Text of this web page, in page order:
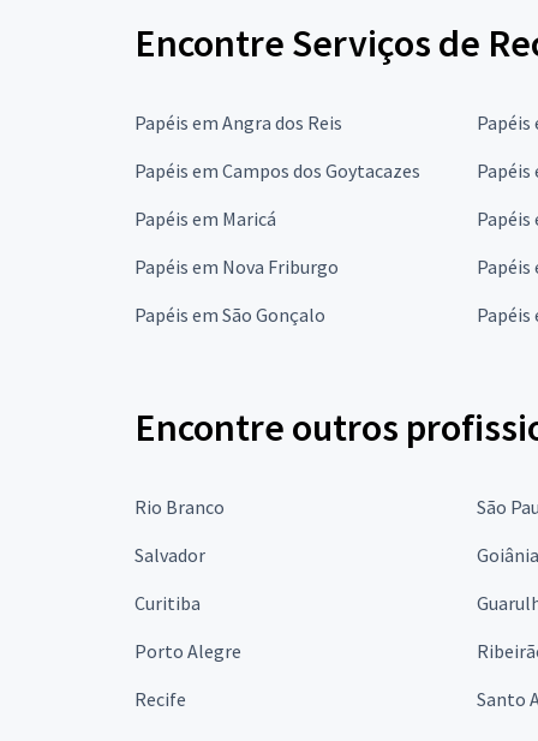
Encontre Serviços de
Papéis em Angra dos Reis Papéis
Papéis em Campos dos Goytacazes
Papéis
Papéis em Maricá
Papéis
Papéis em Nova Friburgo
Papéis
Papéis em São Gonçalo
Papéis
Encontre outros
Rio Branco São
Salvador
Goiânia
Curitiba
Porto Alegre
Recife
Santo